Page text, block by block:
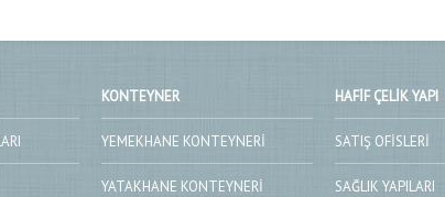
KONTEYNER
YEMEKHANE KONTEYNERI
YATAKHANE KONTEYNERI
HAFIF ÇELIK YAPI
SATIŞ OFISLERI
SAĞLIK YAPILARI